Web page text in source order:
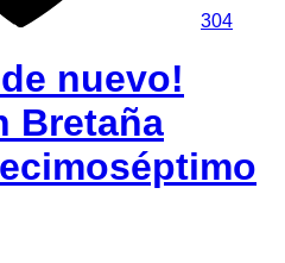
304
nuevo!
Bretaña